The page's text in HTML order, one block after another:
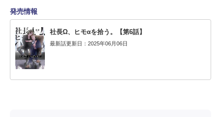
発売情報
社長Ω、ヒモαを拾う。【第6話】
最新話更新日：2025年06月06日